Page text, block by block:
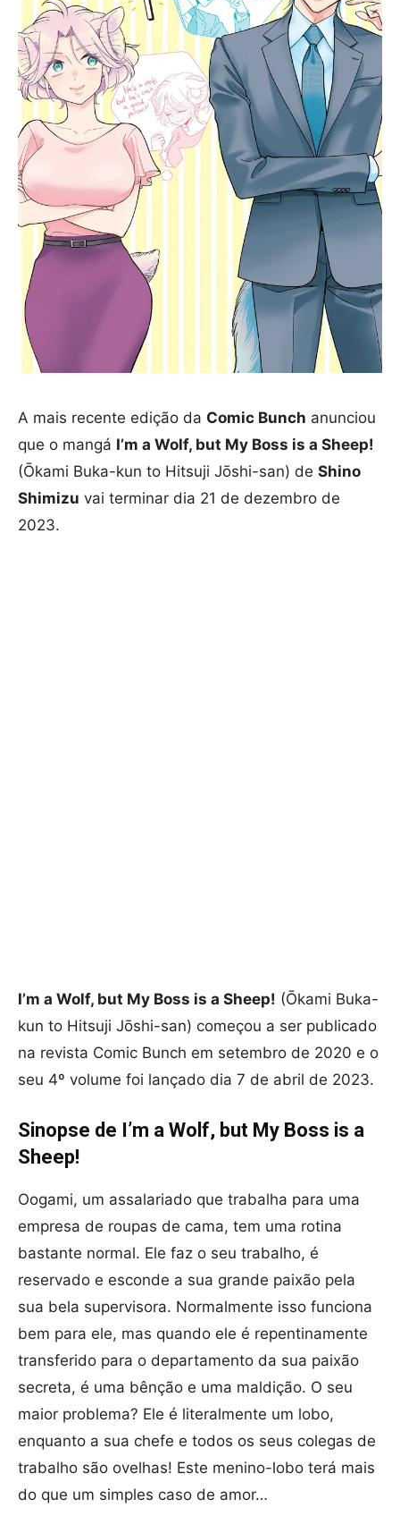
A mais recente edição da Comic Bunch anunciou
que o mangá I’m a Wolf, but My Boss is a Sheep!
(Ōkami Buka-kun to Hitsuji Jōshi-san) de Shino
Shimizu vai terminar dia 21 de dezembro de
2023.
I’m a Wolf, but My Boss is a Sheep! (Ōkami Buka-
kun to Hitsuji Jōshi-san) começou a ser publicado
na revista Comic Bunch em setembro de 2020 e o
seu 4º volume foi lançado dia 7 de abril de 2023.
Sinopse de I’m a Wolf, but My Boss is a
Sheep!
Oogami, um assalariado que trabalha para uma
empresa de roupas de cama, tem uma rotina
bastante normal. Ele faz o seu trabalho, é
reservado e esconde a sua grande paixão pela
sua bela supervisora. Normalmente isso funciona
bem para ele, mas quando ele é repentinamente
transferido para o departamento da sua paixão
secreta, é uma bênção e uma maldição. O seu
maior problema? Ele é literalmente um lobo,
enquanto a sua chefe e todos os seus colegas de
trabalho são ovelhas! Este menino-lobo terá mais
do que um simples caso de amor…